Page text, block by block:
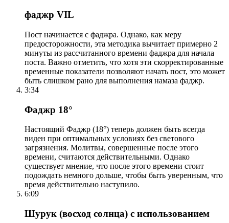
фаджр VIL
Пост начинается с фаджра. Однако, как меру
предосторожности, эта методика вычитает примерно 2
минуты из рассчитанного времени фаджра для начала
поста. Важно отметить, что хотя эти скорректированные
временные показатели позволяют начать пост, это может
быть слишком рано для выполнения намаза фаджр.
3:34
Фаджр 18°
Настоящий Фаджр (18°) теперь должен быть всегда
виден при оптимальных условиях без светового
загрязнения. Молитвы, совершенные после этого
времени, считаются действительными. Однако
существует мнение, что после этого времени стоит
подождать немного дольше, чтобы быть уверенным, что
время действительно наступило.
6:09
Шурук (восход солнца) с использованием